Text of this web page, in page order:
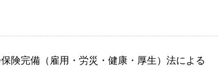
険完備（雇用・労災・健康・厚生）法による